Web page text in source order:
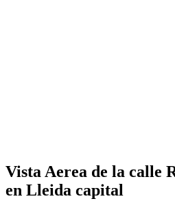
Vista Aerea de la calle
en Lleida capital